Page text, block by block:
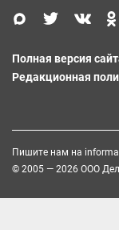
Полная версия
Редакционная
Пишите нам на
© 2005 — 2026 ООО